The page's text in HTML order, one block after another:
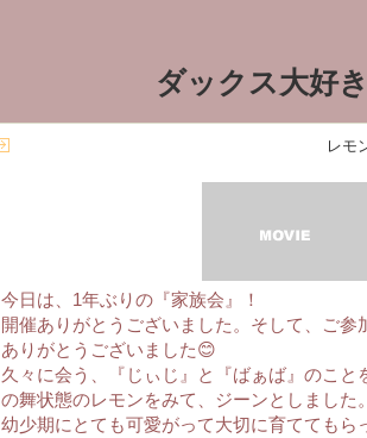
ダックス大好
レモ
今日は、1年ぶりの『家族会』！
開催ありがとうございました。そして、ご参
ありがとうございました😊
久々に会う、『じぃじ』と『ばぁば』のこと
の舞状態のレモンをみて、ジーンとしました
幼少期にとても可愛がって大切に育ててもら